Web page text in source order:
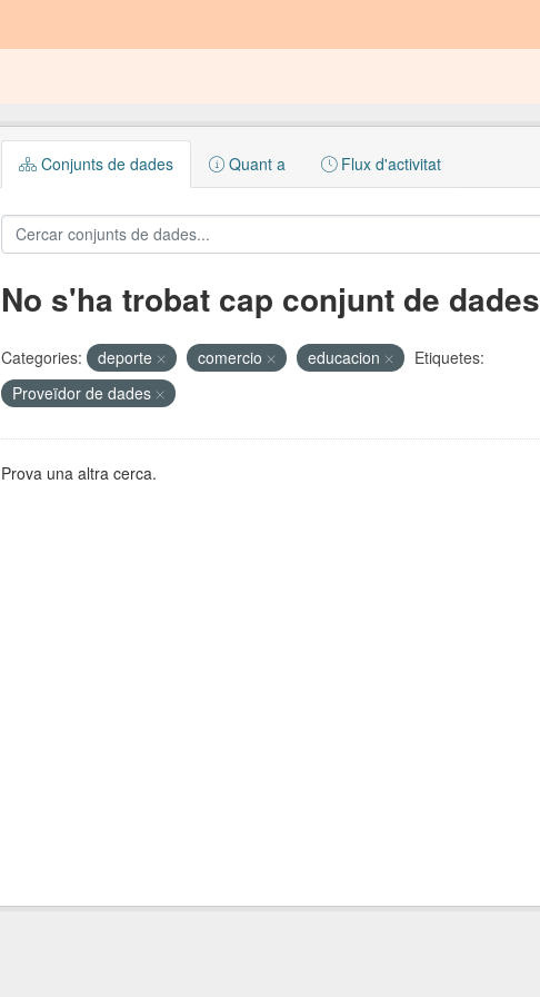
Conjunts de dades Quant a Flux d'activitat
No s'ha trobat cap conjunt de dades
Categories: deporte comercio educacion
Etiquetes:
Proveïdor de dades
Prova una altra cerca.